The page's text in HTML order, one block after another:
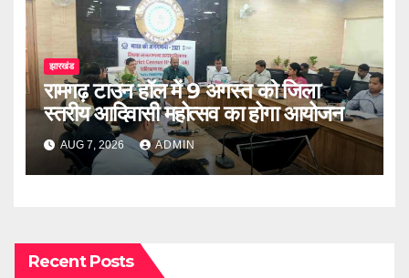
झारखंड
रामगढ़ टाउन हॉल में 9 अगस्त को जिला
स्तरीय आदिवासी महोत्सव का होगा आयोजन
AUG 7, 2026 ADMIN
Recent Posts